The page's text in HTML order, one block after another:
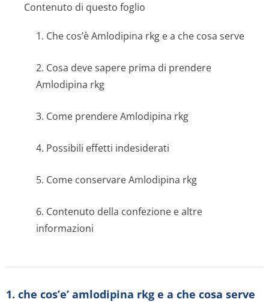
Contenuto di questo foglio
1. Che cos’è Amlodipina rkg e a che cosa serve
2. Cosa deve sapere prima di prendere
Amlodipina rkg
3. Come prendere Amlodipina rkg
4. Possibili effetti indesiderati
5. Come conservare Amlodipina rkg
6. Contenuto della confezione e altre
informazioni
1. che cos’e’ amlodipina rkg e a che cosa serve